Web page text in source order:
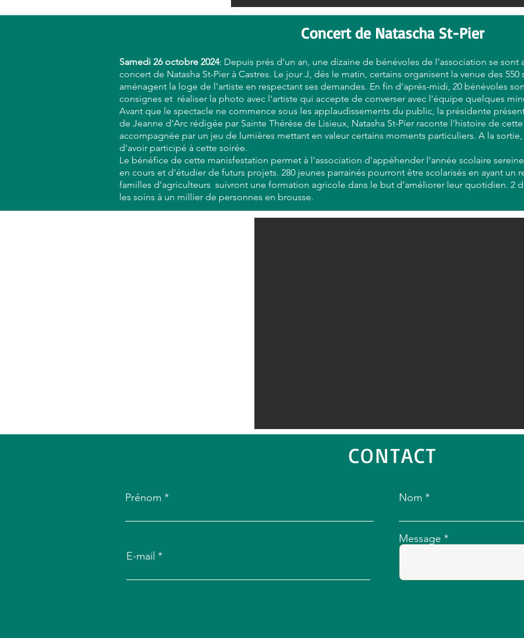
Concert de Natascha St-Pier
Samedi 26 octobre 2024: Depuis prés d'un an, une dizaine de bénévoles de l'association se
concert de Natasha St-Pier à Castres. Le jour J, dés le matin, certains organisent la venue des
aménagent la loge de l'artiste en respectant ses demandes. En fin d'aprés-midi, 20 bénévoles
consignes et réaliser la photo avec l'artiste qui accepte de converser avec l'équipe quelques
Avant que le spectacle ne commence sous les applaudissements du public, la présidente
de Jeanne d'Arc rédigée par Sainte Thérése de Lisieux, Natasha St-Pier raconte l'histoire de
accompagnée par un jeu de lumières mettant en valeur certains moments particuliers. A la
d'avoir participé à cette soirée.
Le bénéfice de cette manisfestation permet à l'association d'appéhender l'année scolaire
en cours et d'étudier de futurs projets. 280 jeunes parrainés pourront être scolarisés en ayant un
familles d’agriculteurs suivront une formation agricole dans le but d’améliorer leur quotidien. 2
les soins à un millier de personnes en brousse.
CONTACT
Prénom Nom
E-mail
Message